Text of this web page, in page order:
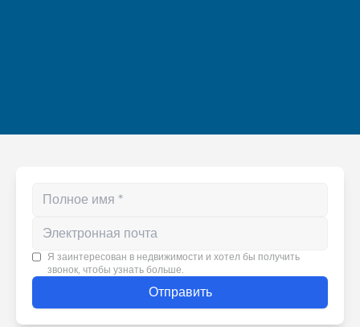
Enter your phone number
Я заинтересован в недвижимости и хотел бы получить
звонок, чтобы узнать больше.
Отправить